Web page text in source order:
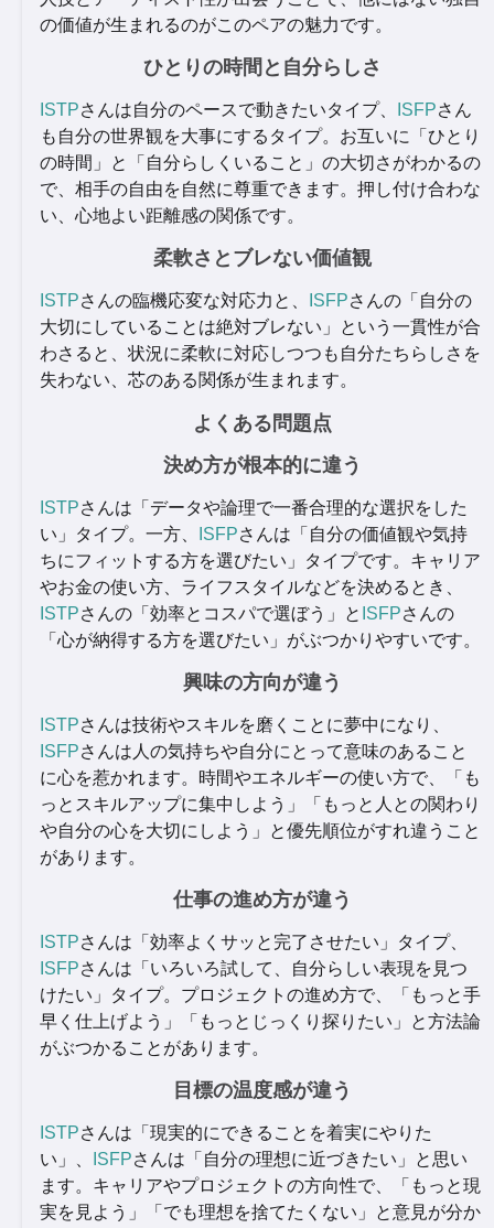
の価値が生まれるのがこのペアの魅力です。
ひとりの時間と自分らしさ
ISTPさんは自分のペースで動きたいタイプ、 ISFPさん
も自分の世界観を大事にするタイプ。お互いに「ひとり
の時間」と「自分らしくいること」の大切さがわかるの
で、相手の自由を自然に尊重できます。押し付け合わな
い、心地よい距離感の関係です。
柔軟さとブレない価値観
ISTPさんの臨機応変な対応力と、 ISFPさんの「自分の
大切にしていることは絶対ブレない」という一貫性が合
わさると、状況に柔軟に対応しつつも自分たちらしさを
失わない、芯のある関係が生まれます。
よくある問題点
決め方が根本的に違う
ISTPさんは「データや論理で一番合理的な選択をした
い」タイプ。一方、
ISFPさんは「自分の価値観や気持
ちにフィットする方を選びたい」タイプです。キャリア
やお金の使い方、ライフスタイルなどを決めるとき、
ISTPさんの「効率とコスパで選ぼう」と ISFPさんの
「心が納得する方を選びたい」がぶつかりやすいです。
興味の方向が違う
ISTPさんは技術やスキルを磨くことに夢中になり、
ISFPさんは人の気持ちや自分にとって意味のあること
に心を惹かれます。時間やエネルギーの使い方で、「も
っとスキルアップに集中しよう」「もっと人との関わり
や自分の心を大切にしよう」と優先順位がすれ違うこと
があります。
仕事の進め方が違う
ISTPさんは「効率よくサッと完了させたい」タイプ、
ISFPさんは「いろいろ試して、自分らしい表現を見つ
けたい」タイプ。プロジェクトの進め方で、「もっと手
早く仕上げよう」「もっとじっくり探りたい」と方法論
がぶつかることがあります。
目標の温度感が違う
ISTPさんは「現実的にできることを着実にやりた
い」、
ISFPさんは「自分の理想に近づきたい」と思い
ます。キャリアやプロジェクトの方向性で、「もっと現
実を見よう」「でも理想を捨てたくない」と意見が分か